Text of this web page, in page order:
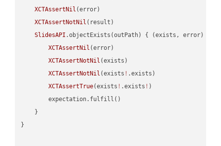
XCTAssertNil (error)
XCTAssertNotNil (result)
SlidesAPI .objectExists(outPath) { (exists, error) ->
XCTAssertNil (error)
XCTAssertNotNil (exists)
XCTAssertNotNil (exists ! .exists)
XCTAssertTrue(exists ! .exists ! )
        expectation.fulfill()
    }
}